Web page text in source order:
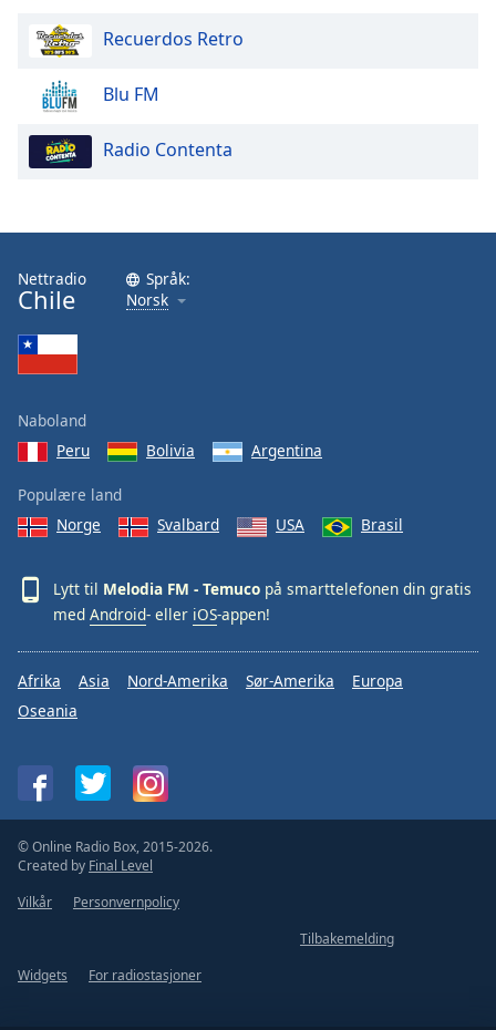
Beginning
window.
Escape
cancel
Text
Color
Text
Background
Color
Opacity
Caption
Area
Background
Color
Opacity
Font
Size
Style
Recuerdos Retro
Blu FM
Radio Contenta
Nettradio
Chile
Språk:
Norsk
Naboland
Peru
Bolivia Argentina
Populære land
Norge
Svalbard USA Brasil
Lytt til Melodia FM - Temuco på smarttelefonen din gratis
med Android- eller iOS-appen!
Afrika Asia Nord-Amerika Sør-Amerika
Europa
Oseania
© Online Radio Box, 2015-2026.
Created by Final Level
Vilkår
Personvernpolicy
Tilbakemelding
Widgets
For radiostasjoner